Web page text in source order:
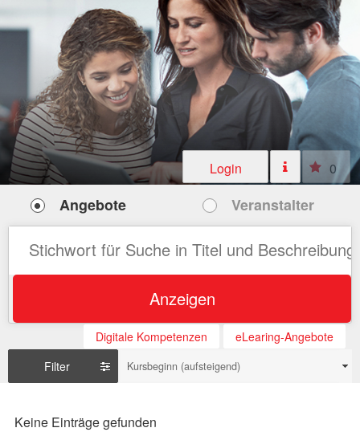
Login 0
Angebote Veranstalter
Anzeigen
Digitale Kompetenzen
eLearing-Angebote
Filter
Kursbeginn (aufsteigend)
Keine Einträge gefunden